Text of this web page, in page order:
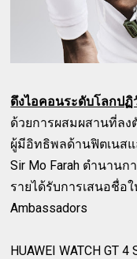
ดึงไอคอนระดับโลกปฏิ
ด้วยการผสมผสานที่ลง
ผู้มีอิทธิพลด้านฟิตเนส
Sir Mo Farah ตำนาน
รายได้รับการเสนอชื่อใ
Ambassadors
HUAWEI WATCH